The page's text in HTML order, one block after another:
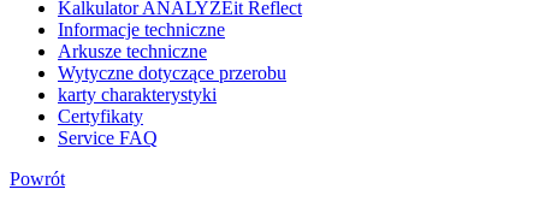
Kalkulator ANALYZEit Reflect
Informacje techniczne
Arkusze techniczne
Wytyczne dotyczące przerobu
karty charakterystyki
Certyfikaty
Service FAQ
Powrót